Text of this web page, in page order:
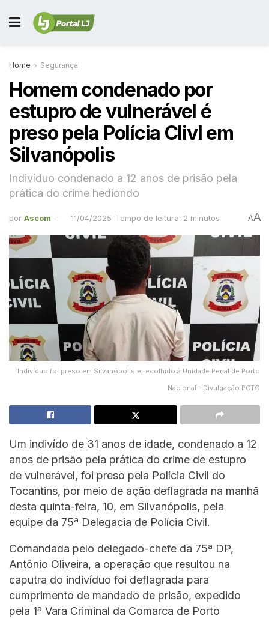
Home Segurança
Homem condenado por
estupro de vulnerável é
preso pela Polícia CIivl em
Silvanópolis
Indivíduo condenado a 12 anos de prisão pela
prática do crime hediondo
por Ascom 11/04/2025 Tempo de leitura: 2 minutos AA
Indivíduo foi preso em Silvanópolis e recolhido à Unidade Penal de Porto
Nacional - Divulgação PCTO
Um indivído de 31 anos de idade, condenado a 12
anos de prisão pela prática do crime de estupro
de vulnerável, foi preso pela Polícia Civil do
Tocantins, por meio de ação deflagrada na manhã
desta quinta-feira, 10, em Silvanópolis, pela
equipe da 75ª Delegacia de Polícia Civil.
Comandada pelo delegado-chefe da 75ª DP,
Antônio Oliveira, a operação que resultou na
caputra do indivíduo foi deflagrada para
cumprimento de mandado de prisão, expedido
pela 1ª Vara Criminal da Comarca de Porto